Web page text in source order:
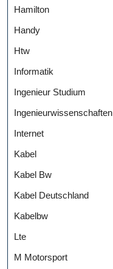
Hamilton
Handy
Htw
Informatik
Ingenieur Studium
Ingenieurwissenschaften
Internet
Kabel
Kabel Bw
Kabel Deutschland
Kabelbw
Lte
M Motorsport